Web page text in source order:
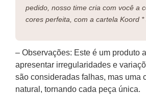
pedido, nosso time cria com você a
cores perfeita, com a cartela Koord *
– Observações: Este é um produto
apresentar irregularidades e
são consideradas falhas, mas uma
natural, tornando cada peça única.